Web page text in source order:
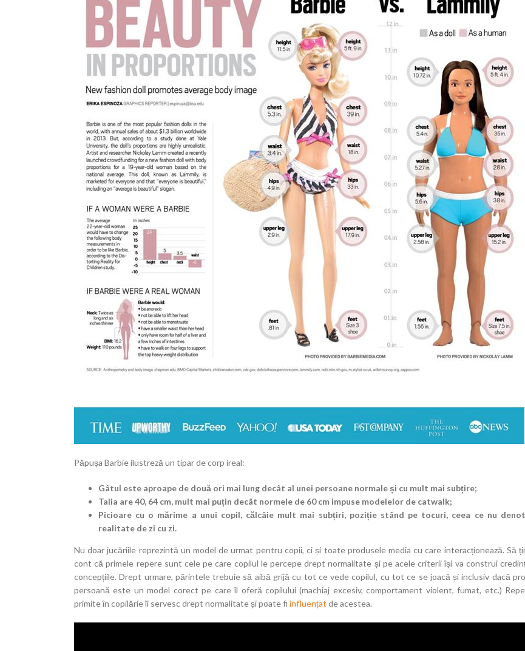
Păpușa Barbie ilustreză un tipar de corp ireal:
Gâtul este aproape de două ori mai lung decât al unei persoane normale și cu mult mai subțire;
Talia are 40, 64 cm, mult mai puțin decât normele de 60 cm impuse modelelor de catwalk;
Picioare cu o mărime a unui copil, călcâie mult mai subțiri, poziție stând pe tocuri, ceea ce nu
realitate de zi cu zi.
Nu doar jucăriile reprezintă un model de urmat pentru copii, ci și toate produsele media cu care interacționează. Să
cont că primele repere sunt cele pe care copilul le percepe drept normalitate și pe acele criterii își va construi
concepțiile. Drept urmare, părintele trebuie să aibă grijă cu tot ce vede copilul, cu tot ce se joacă și inclusiv dacă
persoană este un model corect pe care îl oferă copilului (machiaj excesiv, comportament violent, fumat, etc.)
primite în copilărie îi servesc drept normalitate și poate fi influențat de acestea.